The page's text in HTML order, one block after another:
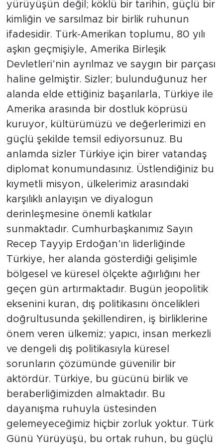
yürüyüşün değil; köklü bir tarihin, güçlü bir
kimliğin ve sarsılmaz bir birlik ruhunun
ifadesidir. Türk-Amerikan toplumu, 80 yılı
aşkın geçmişiyle, Amerika Birleşik
Devletleri’nin ayrılmaz ve saygın bir parçası
haline gelmiştir. Sizler; bulunduğunuz her
alanda elde ettiğiniz başarılarla, Türkiye ile
Amerika arasında bir dostluk köprüsü
kuruyor, kültürümüzü ve değerlerimizi en
güçlü şekilde temsil ediyorsunuz. Bu
anlamda sizler Türkiye için birer vatandaş
diplomat konumundasınız. Üstlendiğiniz bu
kıymetli misyon, ülkelerimiz arasındaki
karşılıklı anlayışın ve diyalogun
derinleşmesine önemli katkılar
sunmaktadır. Cumhurbaşkanımız Sayın
Recep Tayyip Erdoğan’ın liderliğinde
Türkiye, her alanda gösterdiği gelişimle
bölgesel ve küresel ölçekte ağırlığını her
geçen gün artırmaktadır. Bugün jeopolitik
eksenini kuran, dış politikasını öncelikleri
doğrultusunda şekillendiren, iş birliklerine
önem veren ülkemiz; yapıcı, insan merkezli
ve dengeli dış politikasıyla küresel
sorunların çözümünde güvenilir bir
aktördür. Türkiye, bu gücünü birlik ve
beraberliğimizden almaktadır. Bu
dayanışma ruhuyla üstesinden
gelemeyeceğimiz hiçbir zorluk yoktur. Türk
Günü Yürüyüşü, bu ortak ruhun, bu güçlü